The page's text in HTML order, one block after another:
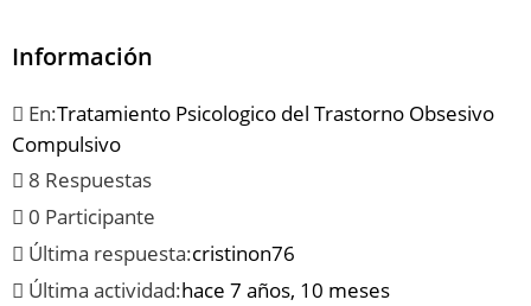
Información
En:Tratamiento Psicologico del Trastorno Obsesivo
Compulsivo
8 Respuestas
0 Participante
Última respuesta:cristinon76
Última actividad:hace 7 años, 10 meses